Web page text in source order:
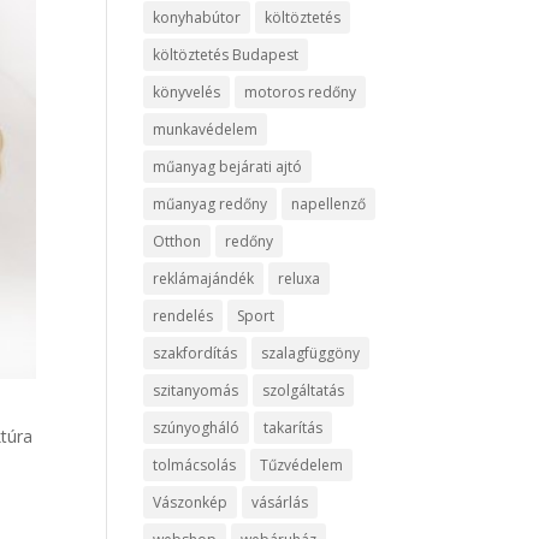
konyhabútor
költöztetés
költöztetés Budapest
könyvelés
motoros redőny
munkavédelem
műanyag bejárati ajtó
műanyag redőny
napellenző
Otthon
redőny
reklámajándék
reluxa
rendelés
Sport
szakfordítás
szalagfüggöny
szitanyomás
szolgáltatás
szúnyogháló
takarítás
tolmácsolás
Tűzvédelem
Vászonkép
vásárlás